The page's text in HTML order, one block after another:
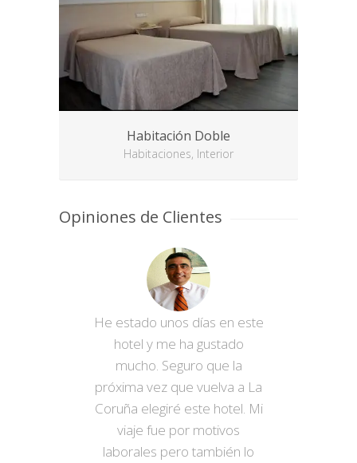
Habitación Doble
Habitaciones, Interior
Opiniones de Clientes
He estado unos días en este
hotel y me ha gustado
mucho. Seguro que la
próxima vez que vuelva a La
Coruña elegiré este hotel. Mi
viaje fue por motivos
laborales pero también lo